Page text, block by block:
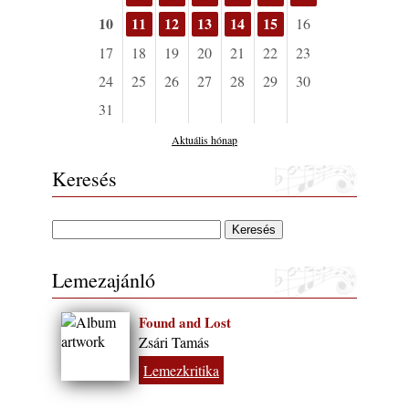
Kecskemét, 2026. augusztus 6-9.: 4 nap, 4
színpad, 10 ország zenészei, 40 óra zene és
tánc!
2026. augusztus 05.
Magyar Jazz ABC – 541. rész: Juhász
Márton
„Out like a Light”
2026. augusztus 05.
Jazz-rock albumok 1982-ből - John Scofield
„Shinola”
Kikkel beszéltem 2.0 – 5. rész: D
2026. augusztus 04.
Lemezek a hatvanas-hetvenes évekből - 84.
rész: Irving Ashby – Memoirs
2026. augusztus 04.
10
11 12 13 14 15
16
17
18 19 20 21 22
23
24
25 26 27 28 29
30
31
Aktuális hónap
Keresés
Lemezajánló
Found and Lost
Zsári Tamás
Lemezkritika